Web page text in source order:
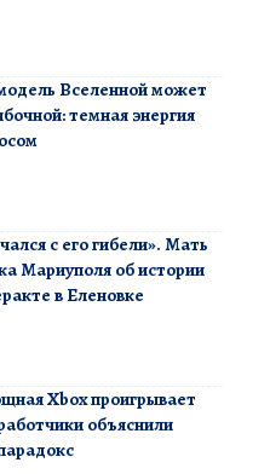
Вселенной может
темная энергия
с его гибели». Мать
Мариуполя об истории
в Еленовке
Xbox проигрывает
объяснили